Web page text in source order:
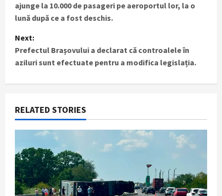
s
t
n
a
v
i
a
t
ajunge la 10.000 de pasageri pe aeroportul lor, la o
lună după ce a fost deschis.
Next:
Prefectul Brașovului a declarat că controalele în
aziluri sunt efectuate pentru a modifica legislația.
RELATED STORIES